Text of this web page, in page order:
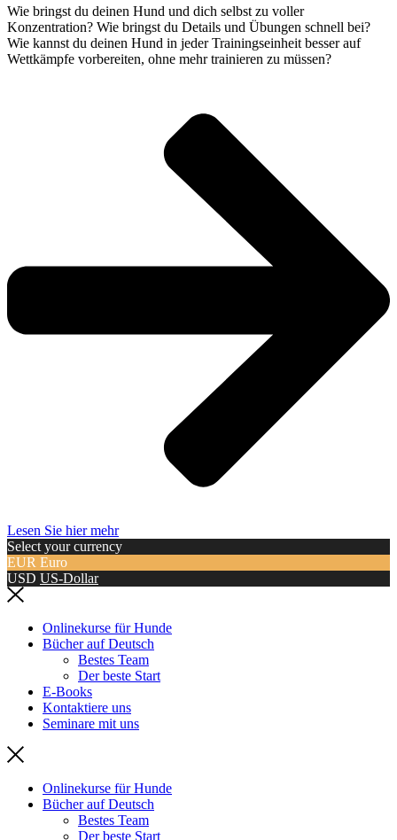
Wie bringst du deinen Hund und dich selbst zu voller
Konzentration? Wie bringst du Details und Übungen schnell bei?
Wie kannst du deinen Hund in jeder Trainingseinheit besser auf
Wettkämpfe vorbereiten, ohne mehr trainieren zu müssen?
Lesen Sie hier mehr
Select your currency
EUR Euro
USD US-Dollar
Onlinekurse für Hunde
Bücher auf Deutsch
Bestes Team
Der beste Start
E-Books
Kontaktiere uns
Seminare mit uns
Onlinekurse für Hunde
Bücher auf Deutsch
Bestes Team
Der beste Start